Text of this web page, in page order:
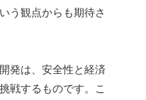
う観点からも期待さ
発は、安全性と経済
戦するものです。こ